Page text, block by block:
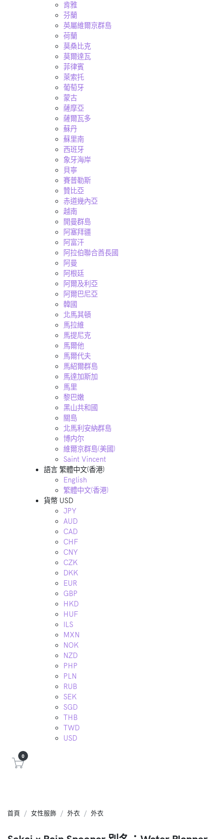
肯雅
芬蘭
英屬維爾京群島
荷蘭
莫桑比克
莫爾達瓦
菲律賓
萊索托
葡萄牙
蒙古
薩摩亞
薩爾瓦多
蘇丹
蘇里南
西班牙
象牙海岸
貝寧
賽普勒斯
贊比亞
赤道幾內亞
越南
開曼群島
阿塞拜疆
阿富汗
阿拉伯聯合酋長國
阿曼
阿根廷
阿爾及利亞
阿爾巴尼亞
韓國
北馬其頓
馬拉維
馬提尼克
馬爾他
馬爾代夫
馬紹爾群島
馬達加斯加
馬里
黎巴嫩
黑山共和國
關島
北馬利安納群島
博内尔
維爾京群島(美國)
Saint Vincent
語言 繁體中文(香港)
English
繁體中文(香港)
貨幣 USD
JPY
AUD
CAD
CHF
CNY
CZK
DKK
EUR
GBP
HKD
HUF
ILS
MXN
NOK
NZD
PHP
PLN
RUB
SEK
SGD
THB
TWD
USD
0
首頁 女性服飾 外衣 外衣